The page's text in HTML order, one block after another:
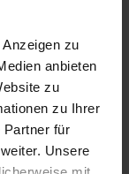
zu
anbieten
zu
zu Ihrer
Partner für
Unsere